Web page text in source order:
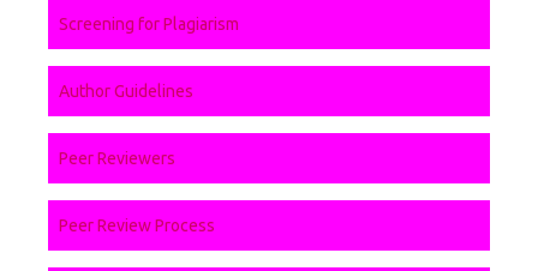
Screening for Plagiarism
Author Guidelines
Peer Reviewers
Peer Review Process